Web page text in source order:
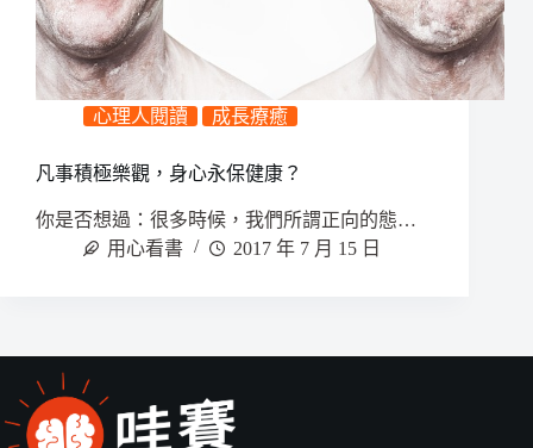
心理人閱讀 成長療癒
凡事積極樂觀，身心永保健康？
你是否想過：很多時候，我們所謂正向的態…
用心看書
2017 年 7 月 15 日